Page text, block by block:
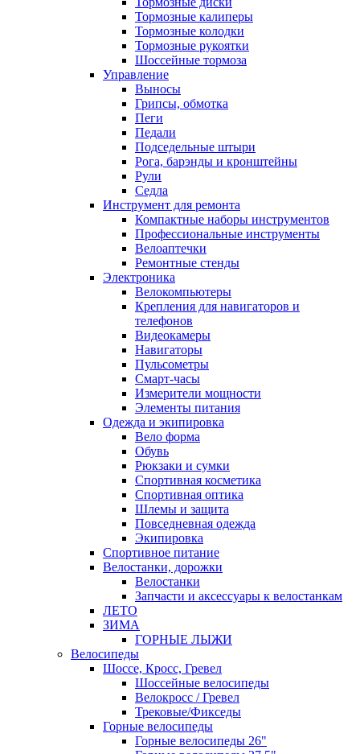
Тормозные калиперы
Тормозные колодки
Тормозные рукоятки
Шоссейные тормоза
Управление
Выносы
Грипсы, обмотка
Пеги
Педали
Подседельные штыри
Рога, барэнды и кронштейны
Рули
Седла
Инструмент для ремонта
Компактные наборы инструментов
Профессиональные инструменты
Велоаптечки
Ремонтные стенды
Электроника
Велокомпьютеры
Крепления для навигаторов и
телефонов
Видеокамеры
Навигаторы
Пульсометры
Смарт-часы
Измерители мощности
Элементы питания
Одежда и экипировка
Вело форма
Обувь
Рюкзаки и сумки
Спортивная косметика
Спортивная оптика
Шлемы и защита
Повседневная одежда
Экипировка
Спортивное питание
Велостанки, дорожки
Велостанки
Запчасти и аксессуары к велостанкам
ЛЕТО
ЗИМА
ГОРНЫЕ ЛЫЖИ
Велосипеды
Шоссе, Кросс, Гревел
Шоссейные велосипеды
Велокросс / Гревел
Трековые/Фикседы
Горные велосипеды
Горные велосипеды 26"